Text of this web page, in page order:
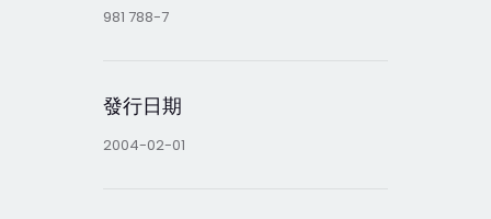
981 788-7
發行日期
2004-02-01